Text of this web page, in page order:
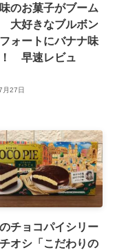
のお菓子がブーム
大好きなブルボン
ォートにバナナ味
早速レビュ
月27日
チョコパイシリー
オシ「こだわりの